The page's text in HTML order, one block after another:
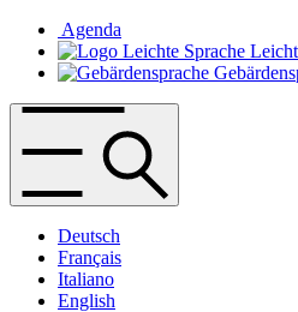
Agenda
Deutsch
Français
Italiano
English